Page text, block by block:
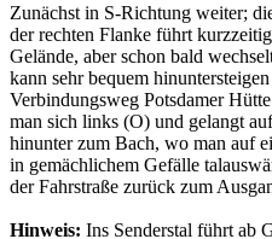
Zunächst in S-Richtung weiter;
der rechten Flanke führt
Gelände, aber schon bald
kann sehr bequem
Verbindungsweg Potsdamer
man sich links (O) und gelangt
hinunter zum Bach, wo man auf
in gemächlichem Gefälle
der Fahrstraße zurück zum
Hinweis: Ins Senderstal führt ab